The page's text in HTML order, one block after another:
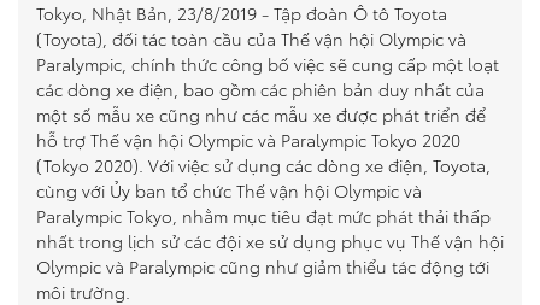
Tokyo, Nhật Bản, 23/8/2019 - Tập đoàn Ô tô Toyota
(Toyota), đối tác toàn cầu của Thế vận hội Olympic và
Paralympic, chính thức công bố việc sẽ cung cấp một loạt
các dòng xe điện, bao gồm các phiên bản duy nhất của
một số mẫu xe cũng như các mẫu xe được phát triển để
hỗ trợ Thế vận hội Olympic và Paralympic Tokyo 2020
(Tokyo 2020). Với việc sử dụng các dòng xe điện, Toyota,
cùng với Ủy ban tổ chức Thế vận hội Olympic và
Paralympic Tokyo, nhằm mục tiêu đạt mức phát thải thấp
nhất trong lịch sử các đội xe sử dụng phục vụ Thế vận hội
Olympic và Paralympic cũng như giảm thiểu tác động tới
môi trường.